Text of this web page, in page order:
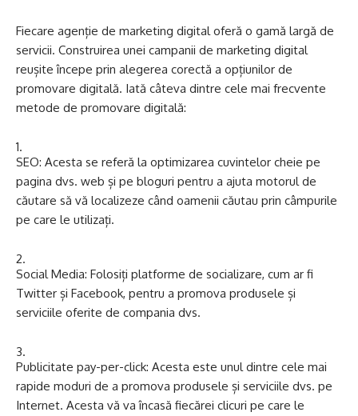
Fiecare agenție de marketing digital oferă o gamă largă de
servicii. Construirea unei campanii de marketing digital
reușite începe prin alegerea corectă a opțiunilor de
promovare digitală. Iată câteva dintre cele mai frecvente
metode de promovare digitală:
SEO: Acesta se referă la optimizarea cuvintelor cheie pe
pagina dvs. web și pe bloguri pentru a ajuta motorul de
căutare să vă localizeze când oamenii căutau prin câmpurile
pe care le utilizați.
Social Media: Folosiți platforme de socializare, cum ar fi
Twitter și Facebook, pentru a promova produsele și
serviciile oferite de compania dvs.
Publicitate pay-per-click: Acesta este unul dintre cele mai
rapide moduri de a promova produsele și serviciile dvs. pe
Internet. Acesta vă va încasă fiecărei clicuri pe care le